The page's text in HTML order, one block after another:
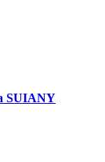
SUIANY